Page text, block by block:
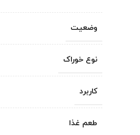
وضعیت
نوع خوراک
کاربرد
طعم غذا